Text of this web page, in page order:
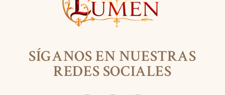
SÍGANOS EN NUESTRAS
REDES SOCIALES